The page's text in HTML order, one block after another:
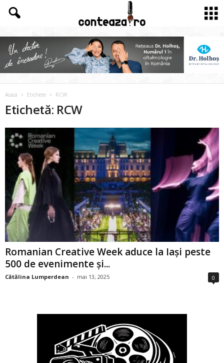
Acasă Etichete RCW
Etichetă: RCW
Romanian Creative Week aduce la Iași peste
500 de evenimente și...
Cătălina Lumperdean - mai 13, 2025 0